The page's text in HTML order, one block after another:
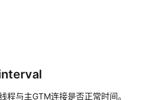
程与主GTM连接是否正常时间。